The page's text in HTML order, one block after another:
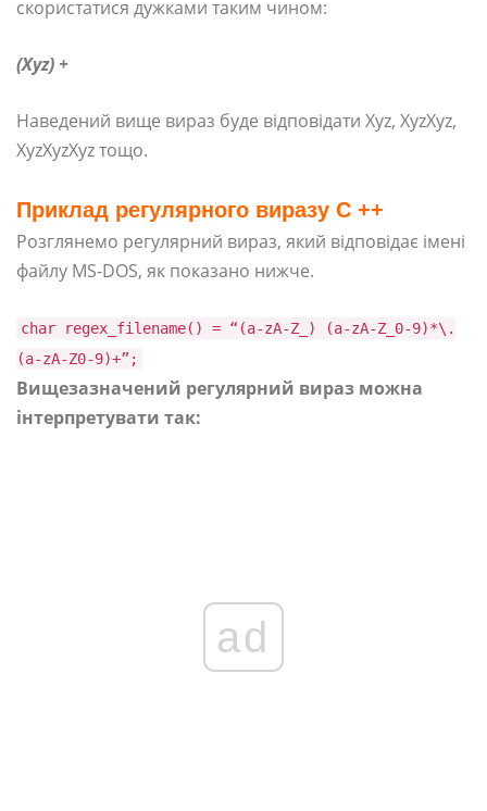
скористатися дужками таким чином:
(Xyz) +
Наведений вище вираз буде відповідати Xyz, XyzXyz,
XyzXyzXyz тощо.
Приклад регулярного виразу C ++
Розглянемо регулярний вираз, який відповідає імені
файлу MS-DOS, як показано нижче.
char regex_filename() = “(a-zA-Z_) (a-zA-Z_0-9)*\.
(a-zA-Z0-9)+”;
Вищезазначений регулярний вираз можна
інтерпретувати так:
ad